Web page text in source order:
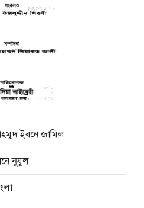
ইবনে জামিল
নুযুল